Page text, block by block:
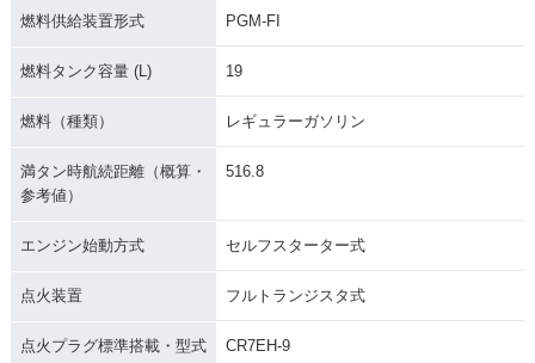
燃料供給装置形式 PGM-FI
燃料タンク容量 (L) 19
燃料（種類） レギュラーガソリン
満タン時航続距離（概算・
参考値）
516.8
エンジン始動方式 セルフスターター式
点火装置 フルトランジスタ式
点火プラグ標準搭載・型式 CR7EH-9